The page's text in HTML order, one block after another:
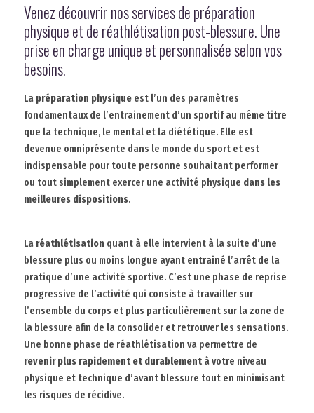
Venez découvrir nos services de préparation
physique et de réathlétisation post-blessure. Une
prise en charge unique et personnalisée selon vos
besoins.
La préparation physiqueest l’un des paramètres
fondamentaux de l’entrainement d’un sportif au même titre
que la technique, le mental et la diététique. Elle est
devenue omniprésente dans le monde du sport et est
indispensable pour toute personne souhaitant performer
ou tout simplement exercer une activité physique dans les
meilleures dispositions.
La réathlétisation quant à elle intervient à la suite d’une
blessure plus ou moins longue ayant entrainé l’arrêt de la
pratique d’une activité sportive. C’est une phase de reprise
progressive de l’activité qui consiste à travailler sur
l’ensemble du corps et plus particulièrement sur la zone de
la blessure afin de la consolider et retrouver les sensations.
Une bonne phase de réathlétisation va permettre de
revenir plus rapidement et durablementà votre niveau
physique et technique d’avant blessure tout en minimisant
les risques de récidive.